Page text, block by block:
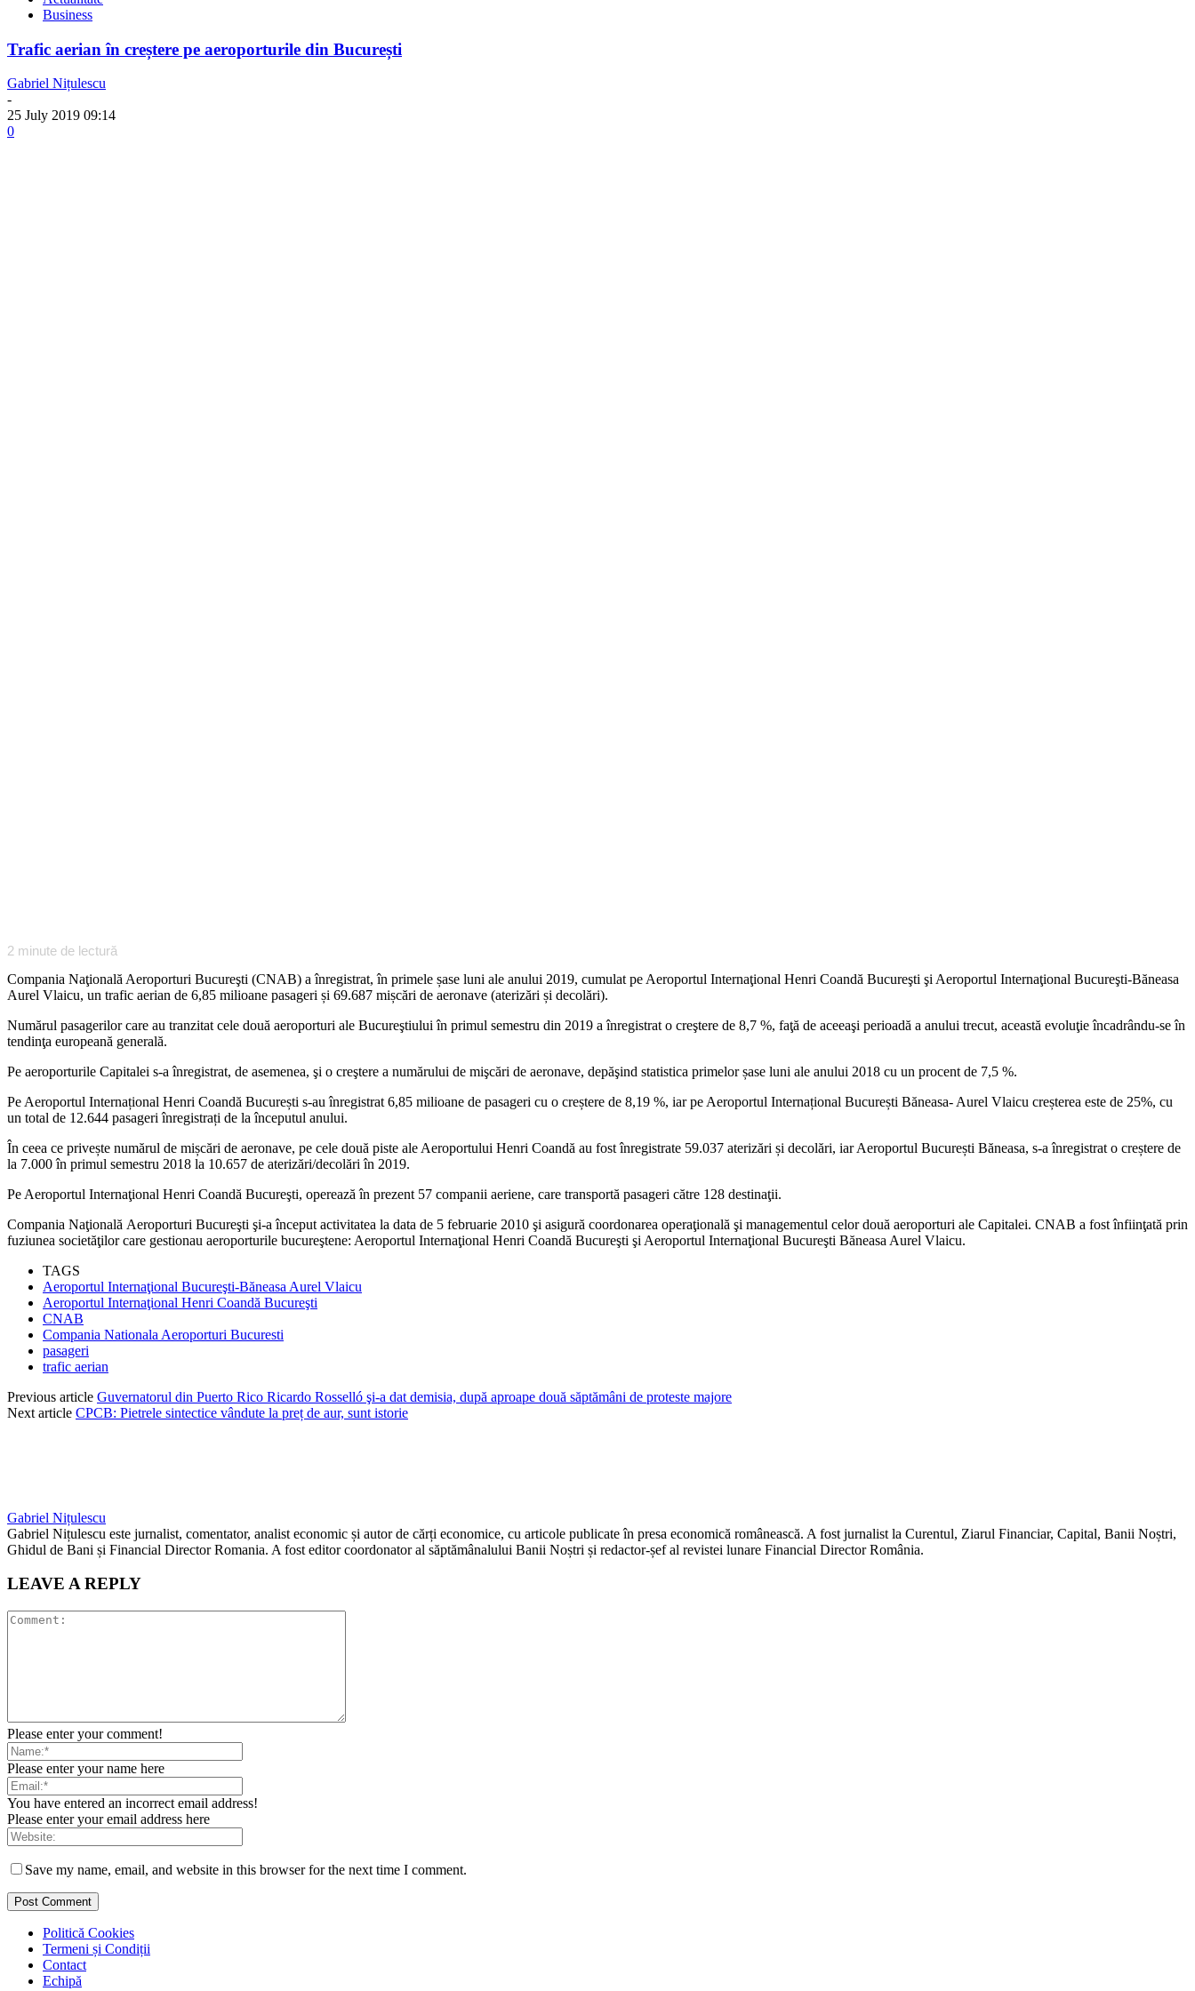
Business
Trafic aerian în creștere pe aeroporturile din București
Gabriel Nițulescu
-
25 July 2019 09:14
0
2 minute de lectură
Compania Naţională Aeroporturi Bucureşti (CNAB) a înregistrat, în primele șase luni ale anului 2019, cumulat pe Aeroportul Internaţional Henri Coandă Bucureşti şi Aeroportul Internaţional Bucureşti-Băneasa
Aurel Vlaicu, un trafic aerian de 6,85 milioane pasageri și 69.687 mișcări de aeronave (aterizări și decolări).
Numărul pasagerilor care au tranzitat cele două aeroporturi ale Bucureştiului în primul semestru din 2019 a înregistrat o creştere de 8,7 %, faţă de aceeaşi perioadă a anului trecut, această evoluţie încadrându-se în
tendinţa europeană generală.
Pe aeroporturile Capitalei s-a înregistrat, de asemenea, şi o creştere a numărului de mişcări de aeronave, depăşind statistica primelor șase luni ale anului 2018 cu un procent de 7,5 %.
Pe Aeroportul Internațional Henri Coandă București s-au înregistrat 6,85 milioane de pasageri cu o creștere de 8,19 %, iar pe Aeroportul Internațional București Băneasa- Aurel Vlaicu creșterea este de 25%, cu
un total de 12.644 pasageri înregistrați de la începutul anului.
În ceea ce privește numărul de mișcări de aeronave, pe cele două piste ale Aeroportului Henri Coandă au fost înregistrate 59.037 aterizări și decolări, iar Aeroportul București Băneasa, s-a înregistrat o creștere de
la 7.000 în primul semestru 2018 la 10.657 de aterizări/decolări în 2019.
Pe Aeroportul Internaţional Henri Coandă Bucureşti, operează în prezent 57 companii aeriene, care transportă pasageri către 128 destinaţii.
Compania Naţională Aeroporturi Bucureşti şi-a început activitatea la data de 5 februarie 2010 şi asigură coordonarea operaţională şi managementul celor două aeroporturi ale Capitalei. CNAB a fost înfiinţată prin
fuziunea societăţilor care gestionau aeroporturile bucureştene: Aeroportul Internaţional Henri Coandă Bucureşti şi Aeroportul Internaţional Bucureşti Băneasa Aurel Vlaicu.
TAGS
Aeroportul Internaţional Bucureşti-Băneasa Aurel Vlaicu
Aeroportul Internaţional Henri Coandă Bucureşti
CNAB
Compania Nationala Aeroporturi Bucuresti
pasageri
trafic aerian
Previous article Guvernatorul din Puerto Rico Ricardo Rosselló şi-a dat demisia, după aproape două săptămâni de proteste majore
Next article CPCB: Pietrele sintectice vândute la preț de aur, sunt istorie
Gabriel Nițulescu
Gabriel Nițulescu este jurnalist, comentator, analist economic și autor de cărți economice, cu articole publicate în presa economică românească. A fost jurnalist la Curentul, Ziarul Financiar, Capital, Banii Noștri,
Ghidul de Bani și Financial Director Romania. A fost editor coordonator al săptămânalului Banii Noștri și redactor-șef al revistei lunare Financial Director România.
LEAVE A REPLY
Please enter your comment!
Please enter your name here
You have entered an incorrect email address!
Please enter your email address here
Save my name, email, and website in this browser for the next time I comment.
Politică Cookies
Termeni și Condiții
Contact
Echipă